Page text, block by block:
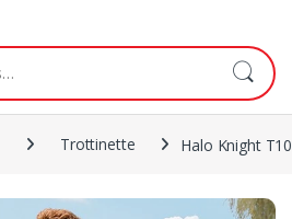
Trottinette Halo Knight